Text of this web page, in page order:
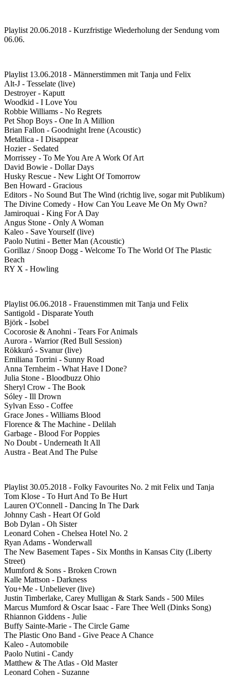
Playlist 20.06.2018 - Kurzfristige Wiederholung der Sendung vom
06.06.
Playlist 13.06.2018 - Männerstimmen mit Tanja und Felix
Alt-J - Tesselate (live)
Destroyer - Kaputt
Woodkid - I Love You
Robbie Williams - No Regrets
Pet Shop Boys - One In A Million
Brian Fallon - Goodnight Irene (Acoustic)
Metallica - I Disappear
Hozier - Sedated
Morrissey - To Me You Are A Work Of Art
David Bowie - Dollar Days
Husky Rescue - New Light Of Tomorrow
Ben Howard - Gracious
Editors - No Sound But The Wind (richtig live, sogar mit Publikum)
The Divine Comedy - How Can You Leave Me On My Own?
Jamiroquai - King For A Day
Angus Stone - Only A Woman
Kaleo - Save Yourself (live)
Paolo Nutini - Better Man (Acoustic)
Gorillaz / Snoop Dogg - Welcome To The World Of The Plastic
Beach
RY X - Howling
Playlist 06.06.2018 - Frauenstimmen mit Tanja und Felix
Santigold - Disparate Youth
Björk - Isobel
Cocorosie & Anohni - Tears For Animals
Aurora - Warrior (Red Bull Session)
Rökkuró - Svanur (live)
Emiliana Torrini - Sunny Road
Anna Ternheim - What Have I Done?
Julia Stone - Bloodbuzz Ohio
Sheryl Crow - The Book
Sóley - Ill Drown
Sylvan Esso - Coffee
Grace Jones - Williams Blood
Florence & The Machine - Delilah
Garbage - Blood For Poppies
No Doubt - Underneath It All
Austra - Beat And The Pulse
Playlist 30.05.2018 - Folky Favourites No. 2 mit Felix und Tanja
Tom Klose - To Hurt And To Be Hurt
Lauren O'Connell - Dancing In The Dark
Johnny Cash - Heart Of Gold
Bob Dylan - Oh Sister
Leonard Cohen - Chelsea Hotel No. 2
Ryan Adams - Wonderwall
The New Basement Tapes - Six Months in Kansas City (Liberty
Street)
Mumford & Sons - Broken Crown
Kalle Mattson - Darkness
You+Me - Unbeliever (live)
Justin Timberlake, Carey Mulligan & Stark Sands - 500 Miles
Marcus Mumford & Oscar Isaac - Fare Thee Well (Dinks Song)
Rhiannon Giddens - Julie
Buffy Sainte-Marie - The Circle Game
The Plastic Ono Band - Give Peace A Chance
Kaleo - Automobile
Paolo Nutini - Candy
Matthew & The Atlas - Old Master
Leonard Cohen - Suzanne